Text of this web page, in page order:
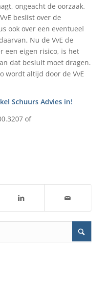
ongeacht de oorzaak.
beslist over de
ook over een eventueel
Nu de VvE de
een eigen risico, is het
dat besluit moet dragen.
wordt altijd door de VvE
Schuurs Advies in!
of